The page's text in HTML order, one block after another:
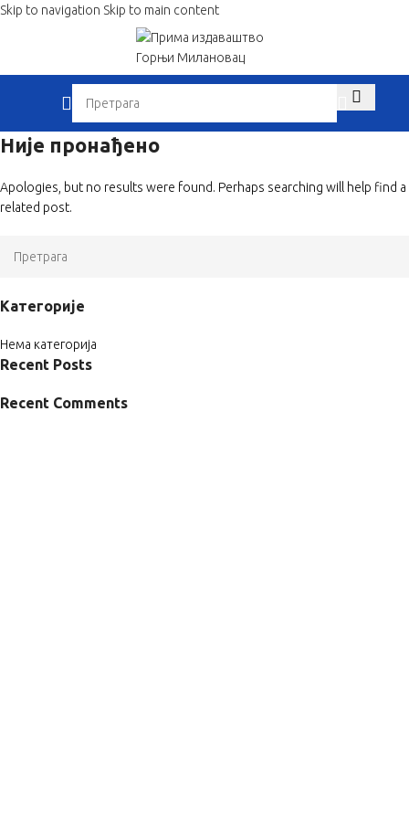
Skip to navigation Skip to main content
When
Није пронађено
Apologies, but no results were found. Perhaps searching will help find a
related post.
Категорије
Нема категорија
Recent Posts
Recent Comments